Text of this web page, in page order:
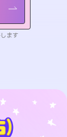
ます